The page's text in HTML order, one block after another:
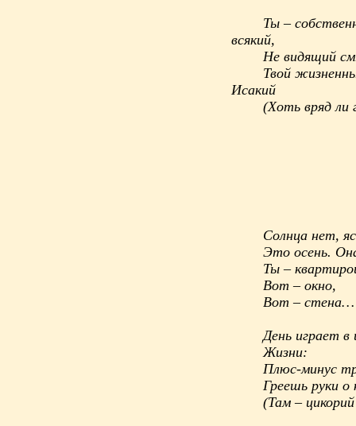
Ты –
всякий,
Не видящий
Твой
Исакий
(Хоть вряд ли
Солнца нет,
Это осень.
Ты –
Вот – окно,
Вот – стена…
День играет в
Жизни:
Плюс-минус
Греешь руки о
(Там –